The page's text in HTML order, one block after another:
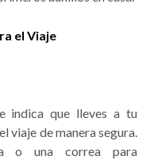
el Viaje
indica que lleves a tu
viaje de manera segura.
o una correa para